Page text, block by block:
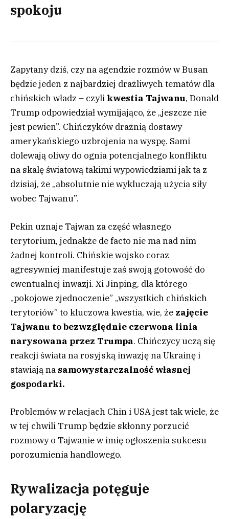
spokoju
Zapytany dziś, czy na agendzie rozmów w Busan
będzie jeden z najbardziej drażliwych tematów dla
chińskich władz – czyli kwestia Tajwanu, Donald
Trump odpowiedział wymijająco, że „jeszcze nie
jest pewien”. Chińczyków drażnią dostawy
amerykańskiego uzbrojenia na wyspę. Sami
dolewają oliwy do ognia potencjalnego konfliktu
na skalę światową takimi wypowiedziami jak ta z
dzisiaj, że „absolutnie nie wykluczają użycia siły
wobec Tajwanu”.
Pekin uznaje Tajwan za część własnego
terytorium, jednakże de facto nie ma nad nim
żadnej kontroli. Chińskie wojsko coraz
agresywniej manifestuje zaś swoją gotowość do
ewentualnej inwazji. Xi Jinping, dla którego
„pokojowe zjednoczenie” „wszystkich chińskich
terytoriów” to kluczowa kwestia, wie, że zajęcie
Tajwanu to bezwzględnie czerwona linia
narysowana przez Trumpa. Chińczycy uczą się
reakcji świata na rosyjską inwazję na Ukrainę i
stawiają na samowystarczalność własnej
gospodarki.
Problemów w relacjach Chin i USA jest tak wiele, że
w tej chwili Trump będzie skłonny porzucić
rozmowy o Tajwanie w imię ogłoszenia sukcesu
porozumienia handlowego.
Rywalizacja potęguje
polaryzację